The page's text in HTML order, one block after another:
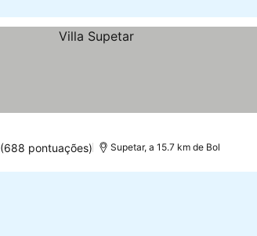
(688 pontuações) Supetar, a 15.7 km de Bol